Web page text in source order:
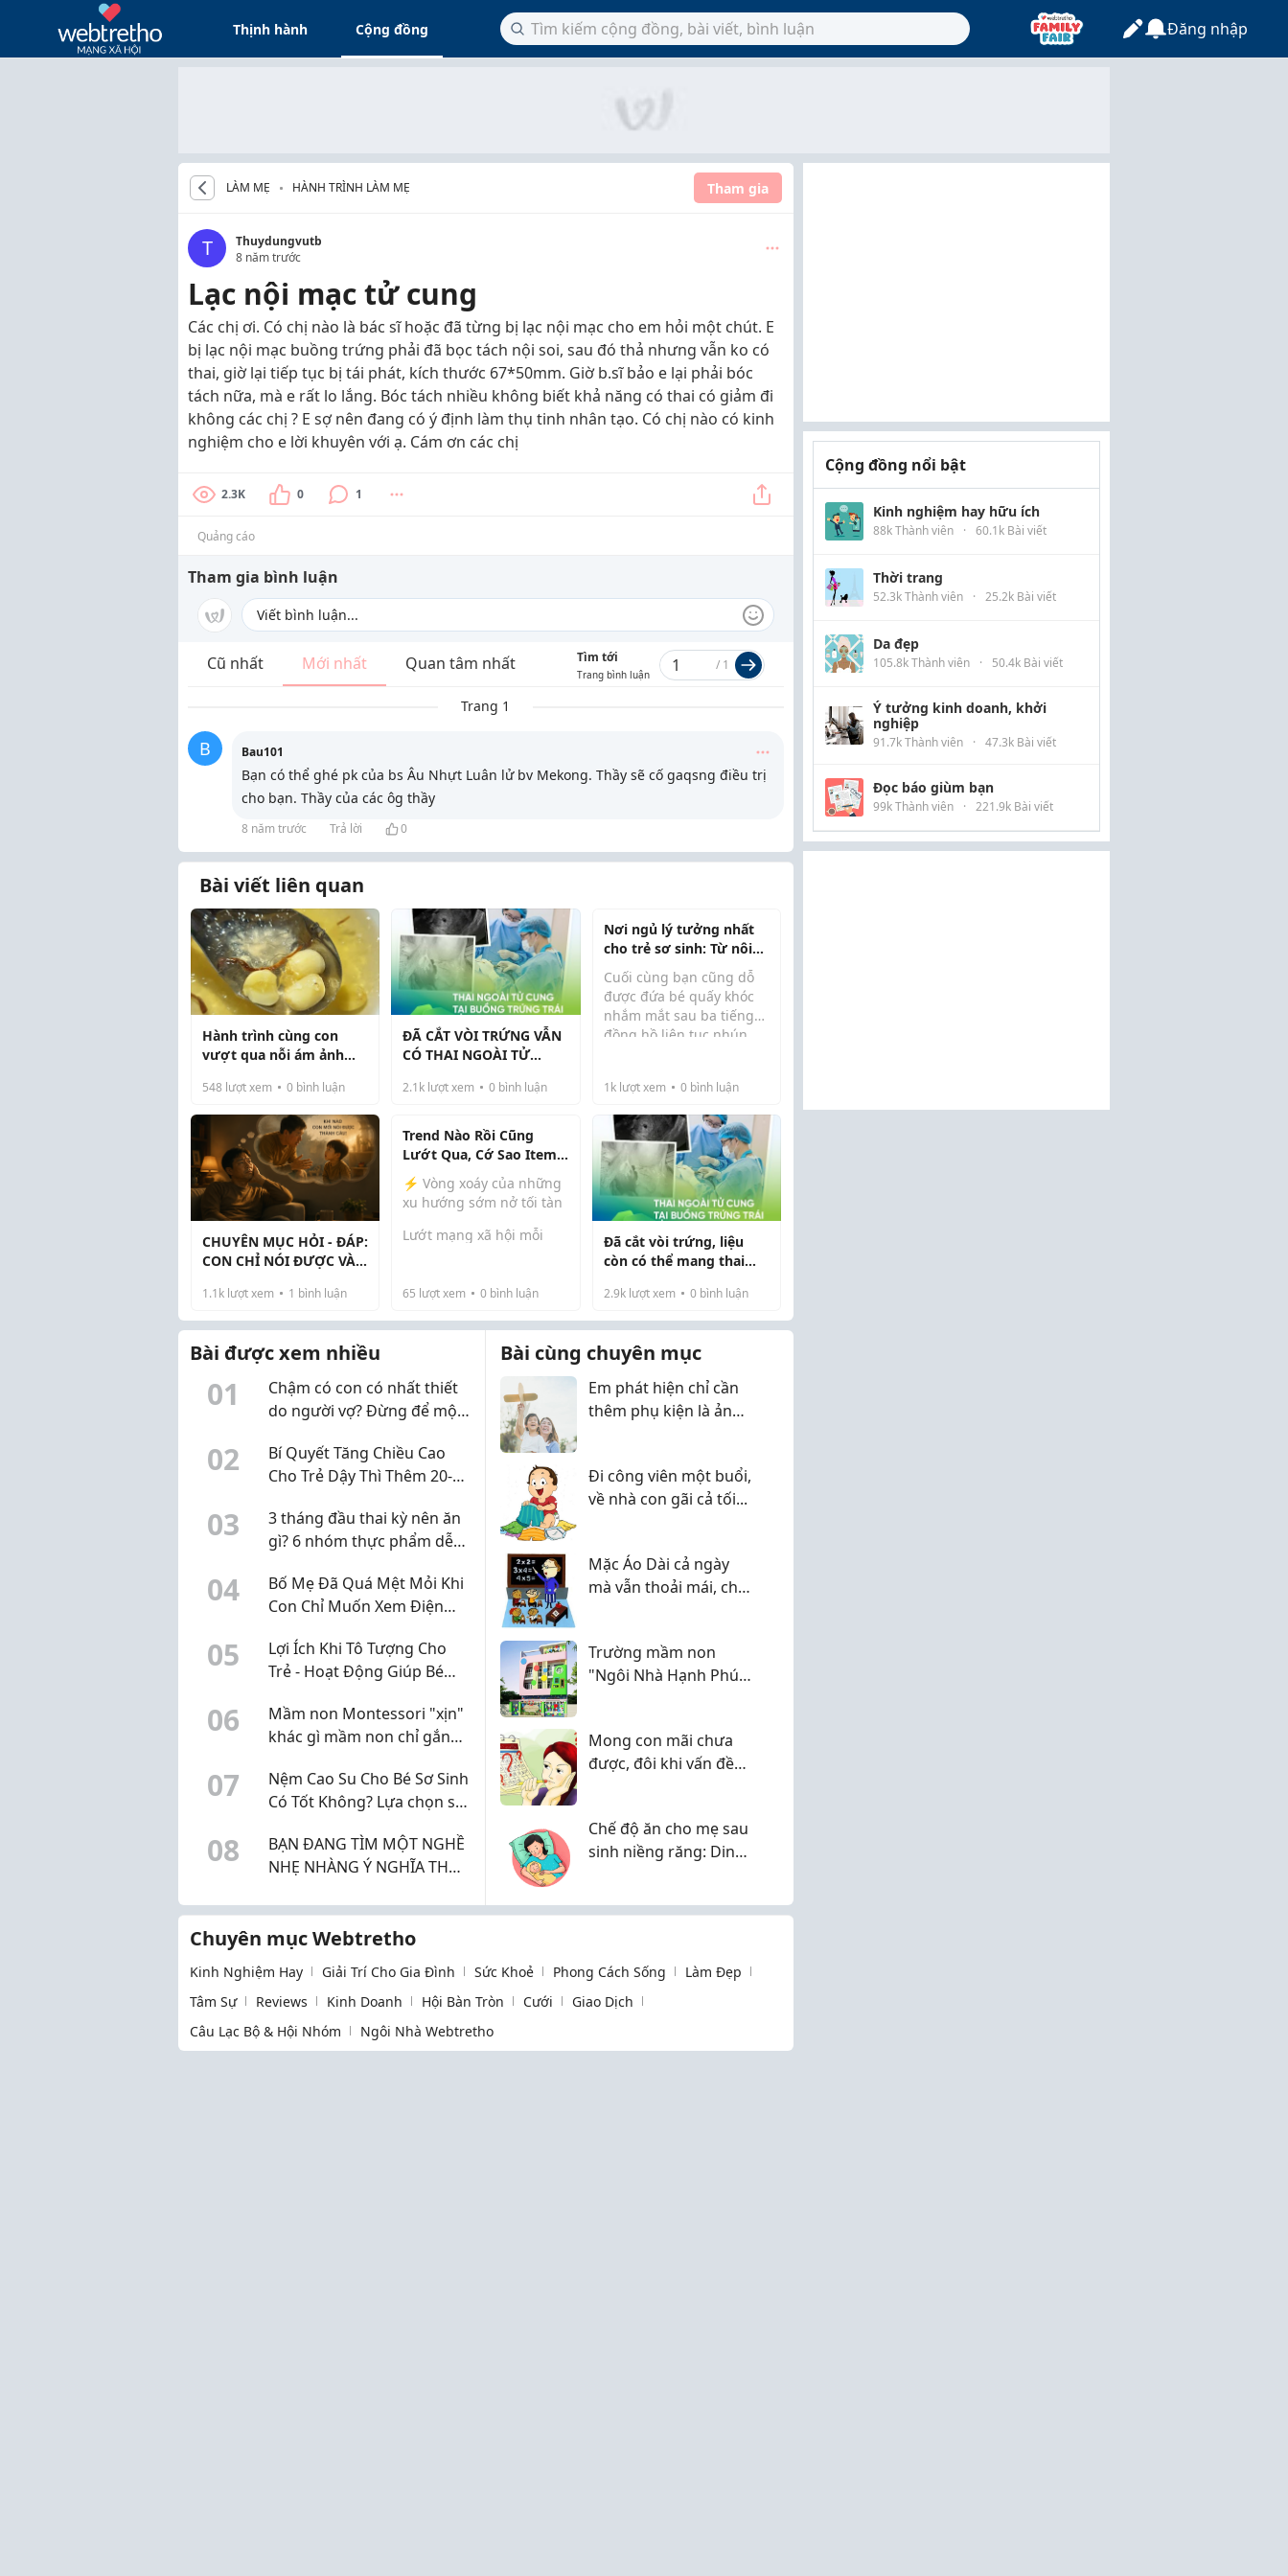
Thịnh hành Cộng đồng Đăng nhập
LÀM MẸ HÀNH TRÌNH LÀM MẸ Tham gia
T
Thuydungvutb
8 năm trước
Lạc nội mạc tử cung
Các chị ơi. Có chị nào là bác sĩ hoặc đã từng bị lạc nội mạc cho em hỏi một chút. E
bị lạc nội mạc buồng trứng phải đã bọc tách nội soi, sau đó thả nhưng vẫn ko có
thai, giờ lại tiếp tục bị tái phát, kích thước 67*50mm. Giờ b.sĩ bảo e lại phải bóc
tách nữa, mà e rất lo lắng. Bóc tách nhiều không biết khả năng có thai có giảm đi
không các chị ? E sợ nên đang có ý định làm thụ tinh nhân tạo. Có chị nào có kinh
nghiệm cho e lời khuyên với ạ. Cám ơn các chị
2.3K 0 1
Quảng cáo
Tham gia bình luận
Cũ nhất Mới nhất Quan tâm nhất Tìm tới
Trang bình luận
/ 1
Trang 1
B Bau101
Bạn có thể ghé pk của bs Âu Nhựt Luân lử bv Mekong. Thầy sẽ cố gaqsng điều trị
cho bạn. Thầy của các ôg thầy
8 năm trước Trả lời 0
Bài viết liên quan
Hành trình cùng con
vượt qua nỗi ám ảnh
548 lượt xem 0 bình luận
ĐÃ CẮT VÒI TRỨNG VẪN
CÓ THAI NGOÀI TỬ
2.1k lượt xem 0 bình luận
Nơi ngủ lý tưởng nhất
cho trẻ sơ sinh: Từ nôi
đến giải pháp trong
game Sims.
Cuối cùng bạn cũng dỗ
được đứa bé quấy khóc
nhắm mắt sau ba tiếng
đồng hồ liên tục nhún
bậc phụ huynh trong
game Sims chờ đợi biểu
tượng hủy hành động
hiện l...
1klượt xem 0bình luận
CHUYÊN MỤC HỎI - ĐÁP:
CON CHỈ NÓI ĐƯỢC VÀI
ĐƯỢC THÀNH CÂU?
1.1k lượt xem 1 bình luận
Trend Nào Rồi Cũng
Lướt Qua, Cớ Sao Item
Này Vẫn Bất Tử
⚡ Vòng xoáy của những
xu hướng sớm nở tối tàn
Lướt mạng xã hội mỗi
thời trang thay đổi đến
Hôm nay người ta đổ xô
mặc đồ oversize lùng
65 lượt xem 0 bình luận
Đã cắt vòi trứng, liệu
còn có thể mang thai
2.9klượt xem 0bình luận
Bài được xem nhiều
01
Chậm có con có nhất thiết
do người vợ? Đừng để một
nguyên nhân
02
Bí Quyết Tăng Chiều Cao
Cho Trẻ Dậy Thì Thêm 20-
03
3 tháng đầu thai kỳ nên ăn
gì? 6 nhóm thực phẩm dễ
hai người"
04
Bố Mẹ Đã Quá Mệt Mỏi Khi
Con Chỉ Muốn Xem Điện
Mùa Hè Của Bé
05
Lợi Ích Khi Tô Tượng Cho
Trẻ - Hoạt Động Giúp Bé
06
Mầm non Montessori "xịn"
khác gì mầm non chỉ gắn
07
Nệm Cao Su Cho Bé Sơ Sinh
Có Tốt Không? Lựa chọn số
08
BẠN ĐANG TÌM MỘT NGHỀ
NHẸ NHÀNG Ý NGHĨA THU
Bài cùng chuyên mục
Em phát hiện chỉ cần
thêm phụ kiện là ảnh
Đi công viên một buổi,
về nhà con gãi cả tối...
Mặc Áo Dài cả ngày
mà vẫn thoải mái, chị
Trường mầm non
"Ngôi Nhà Hạnh Phúc"
Mong con mãi chưa
được, đôi khi vấn đề
TRÙNG
Chế độ ăn cho mẹ sau
sinh niềng răng: Dinh
sữa
Chuyên mục Webtretho
Kinh Nghiệm Hay Giải Trí Cho Gia Đình Sức Khoẻ Phong Cách Sống
Làm Đẹp
Tâm Sự
Reviews Kinh Doanh Hội Bàn Tròn Cưới
Giao Dịch
Câu Lạc Bộ & Hội Nhóm
Ngôi Nhà Webtretho
Cộng đồng nổi bật
Kinh nghiệm hay hữu ích
88k Thành viên · 60.1k Bài viết
Thời trang
52.3k Thành viên · 25.2k Bài viết
Da đẹp
105.8k Thành viên · 50.4k Bài viết
Ý tưởng kinh doanh, khởi
nghiệp
91.7k Thành viên · 47.3k Bài viết
Đọc báo giùm bạn
99k Thành viên · 221.9k Bài viết